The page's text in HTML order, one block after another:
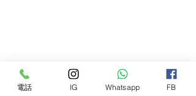
電話 IG Whatsapp FB